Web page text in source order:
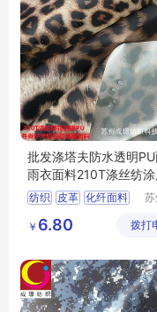
批发涤塔夫防水透明
雨衣面料210T涤丝纺涂
料
纺织 皮革 化纤面料
有
￥ 6.80 拨打